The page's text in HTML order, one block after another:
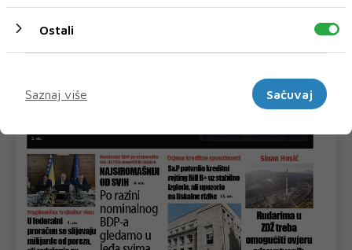
Ostali
Saznaj više
Sačuvaj